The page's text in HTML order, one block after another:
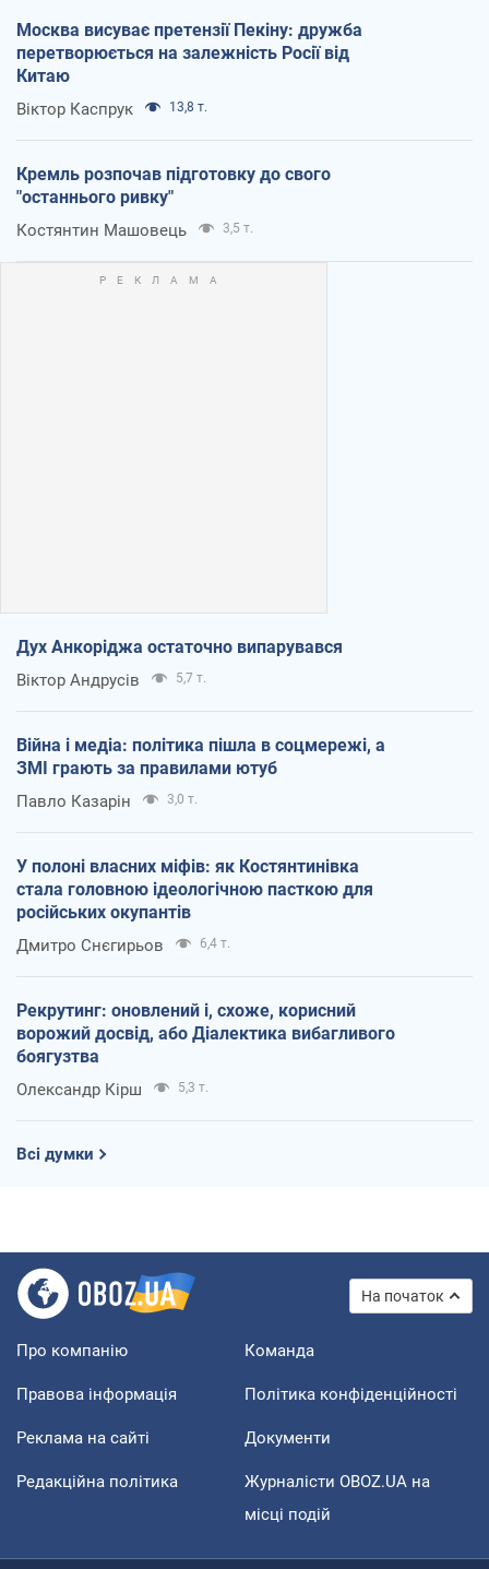
Москва висуває претензії Пекіну: дружба
перетворюється на залежність Росії від
Китаю
Віктор Каспрук 13,8 т.
Кремль розпочав підготовку до свого
"останнього ривку"
Костянтин Машовець 3,5 т.
Дух Анкоріджа остаточно випарувався
Віктор Андрусів 5,7 т.
Війна і медіа: політика пішла в соцмережі, а
ЗМІ грають за правилами ютуб
Павло Казарін 3,0 т.
У полоні власних міфів: як Костянтинівка
стала головною ідеологічною пасткою для
російських окупантів
Дмитро Снєгирьов 6,4 т.
Рекрутинг: оновлений і, схоже, корисний
ворожий досвід, або Діалектика вибагливого
боягузтва
Олександр Кірш 5,3 т.
Всі думки
На початок
Про компанію Команда
Правова інформація Політика конфіденційності
Реклама на сайті Документи
Редакційна політика
Журналісти OBOZ.UA на
місці подій